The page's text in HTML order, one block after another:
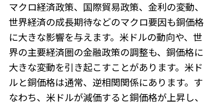
マクロ経済政策、国際貿易政策、金利の変動、
世界経済の成長期待などのマクロ要因も銅価格
に大きな影響を与えます。米ドルの動向や、世
界の主要経済圏の金融政策の調整も、銅価格に
大きな変動を引き起こすことがあります。米ド
ルと銅価格は通常、逆相関関係にあります。す
なわち、米ドルが減価すると銅価格が上昇し、